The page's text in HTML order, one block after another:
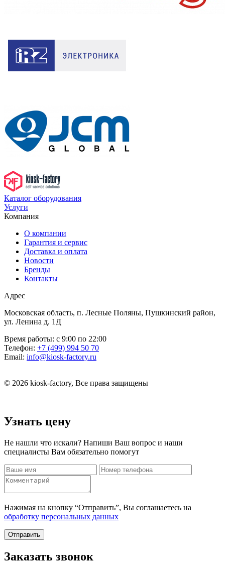
Каталог оборудования
Услуги
Компания
О компании
Гарантия и сервис
Доставка и оплата
Новости
Бренды
Контакты
Адрес
Московская область, п. Лесные Поляны, Пушкинский район,
ул. Ленина д. 1Д
Время работы: с 9:00 по 22:00
Телефон: +7 (499) 994 50 70
Email: info@kiosk-factory.ru
© 2026 kiosk-factory, Все права защищены
Узнать цену
Не нашли что искали? Напиши Ваш вопрос и наши
специалисты Вам обязательно помогут
Нажимая на кнопку “Отправить”, Вы соглашаетесь на
обработку персональных данных
Отправить
Заказать звонок